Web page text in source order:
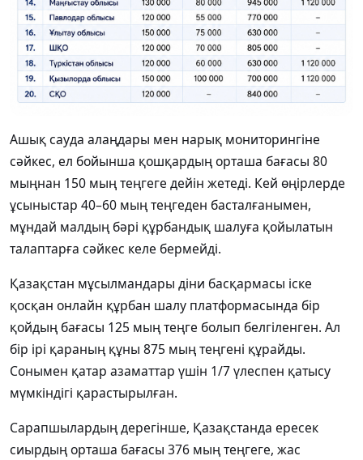
Ашық сауда алаңдары мен нарық мониторингіне
сәйкес, ел бойынша қошқардың орташа бағасы 80
мыңнан 150 мың теңгеге дейін жетеді. Кей өңірлерде
ұсыныстар 40–60 мың теңгеден басталғанымен,
мұндай малдың бәрі құрбандық шалуға қойылатын
талаптарға сәйкес келе бермейді.
Қазақстан мұсылмандары діни басқармасы іске
қосқан онлайн құрбан шалу платформасында бір
қойдың бағасы 125 мың теңге болып белгіленген. Ал
бір ірі қараның құны 875 мың теңгені құрайды.
Сонымен қатар азаматтар үшін 1/7 үлеспен қатысу
мүмкіндігі қарастырылған.
Сарапшылардың дерегінше, Қазақстанда ересек
сиырдың орташа бағасы 376 мың теңгеге, жас